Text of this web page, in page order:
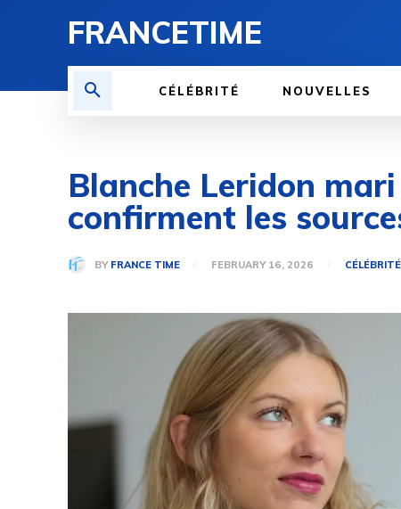
FRANCETIME
CÉLÉBRITÉ NOUVELLES
Blanche Leridon
confirment les
BY FRANCE TIME FEBRUARY 16, 2026 CÉLÉBRITÉ